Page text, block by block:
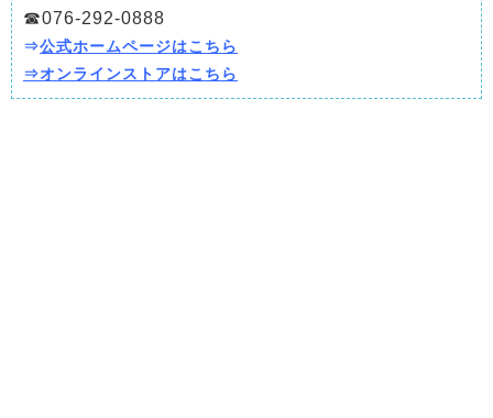
☎076-292-0888
⇒公式ホームページはこちら
⇒オンラインストアはこちら